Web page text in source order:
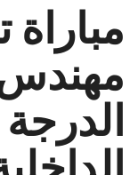
الدرجة